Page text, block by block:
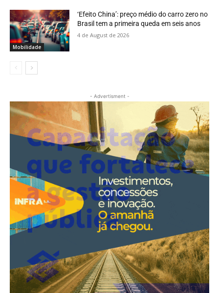
Mobilidade
‘Efeito China’: preço médio do carro zero no
Brasil tem a primeira queda em seis anos
4 de August de 2026
- Advertisment -